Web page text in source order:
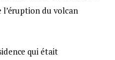
l’éruption du volcan
qui était